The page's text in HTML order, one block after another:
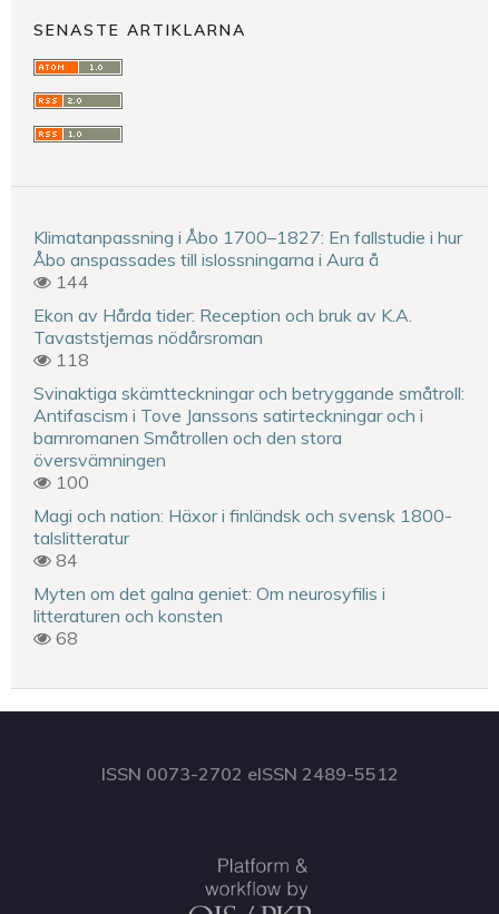
SENASTE ARTIKLARNA
Klimatanpassning i Åbo 1700–1827: En fallstudie i hur
Åbo anspassades till islossningarna i Aura å
144
Ekon av Hårda tider: Reception och bruk av K.A.
Tavaststjernas nödårsroman
118
Svinaktiga skämtteckningar och betryggande småtroll:
Antifascism i Tove Janssons satirteckningar och i
barnromanen Småtrollen och den stora
översvämningen
100
Magi och nation: Häxor i finländsk och svensk 1800-
talslitteratur
84
Myten om det galna geniet: Om neurosyfilis i
litteraturen och konsten
68
ISSN 0073-2702 eISSN 2489-5512